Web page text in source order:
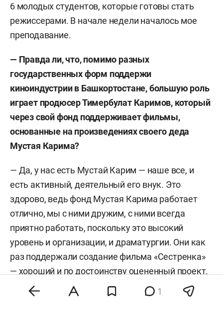
6 молодых студентов, которые готовы стать
режиссерами. В начале недели началось мое
преподавание.
— Правда ли, что, помимо разных
государственных форм поддержи
киноиндустрии в Башкортостане, большую роль
играет продюсер Тимербулат Каримов, который
через свой фонд поддерживает фильмы,
основанные на произведениях своего деда
Мустая Карима?
— Да, у нас есть Мустай Карим — наше все, и
есть активный, деятельный его внук. Это
здорово, ведь фонд Мустая Карима работает
отлично, мы с ними дружим, с ними всегда
приятно работать, поскольку это высокий
уровень и организации, и драматургии. Они как
раз поддержали создание фильма «Сестренка»
— хороший и по достоинству оцененный проект.
Благодаря фонду мы сняли фильм
«Помилование», который, как мне кажется,
1